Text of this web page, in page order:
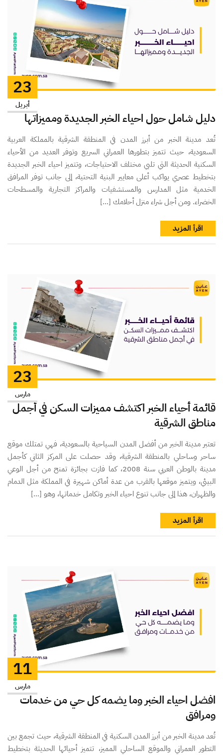
دليل شامل حول احياء الخبر الجديدة ومميزاتها
تُعد مدينة الخبر من أبرز المدن في المنطقة الشرقية بالمملكة العربية
السعودية، حيث تتميز بتطورها العمراني السريع وتوفر العديد من الأحياء
السكنية الحديثة التي تلبي مختلف الاحتياجات، وتتميز احياء الخبر الجديدة
بتخطيط عصري يواكب أعلى معايير البنية التحتية، إلى جانب توفر المرافق
الخدمية مثل المدارس والمستشفيات والمراكز التجارية والمسطحات
الخضراء. ومن أجل شراء منزل أحلامك […]
23
أبريل
اقرأ المزيد
قائمة أحياء الخبر اكتشف مميزات السكن في أجمل
مناطق الشرقية
تعتبر مدينة الخبر من أفضل المدن السياحية بالسعودية، فهي تمتلك موقع
ساحر وساحلي بالمنطقة الشرقية، وقد حصلت على المركز الثاني كأجمل
مدينة بالوطن العربي سنة 2008، كما فازت بجائزة تمنح من أجل الوعي
البيئي، ويتميز موقعها بالقرب من عدة أماكن شهيرة في المملكة مثل الدمام
والظهران، هذا إلى جانب تنوع احياء الخبر وتكامل خدماتها، وهو […]
23
مارس
اقرأ المزيد
افضل احياء الخبر وما يضمه كل حي من خدمات
ومرافق
تُعد مدينة الخبر من أبرز المدن السكنية في المنطقة الشرقية، حيث تجمع بين
التطور العمراني والموقع الساحلي المميز، تتميز أحيائها الحديثة بتخطيط
11
مارس